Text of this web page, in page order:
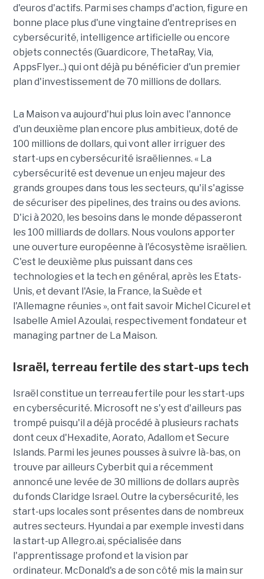
d'euros d'actifs. Parmi ses champs d'action, figure en
bonne place plus d'une vingtaine d'entreprises en
cybersécurité, intelligence artificielle ou encore
objets connectés (Guardicore, ThetaRay, Via,
AppsFlyer...) qui ont déjà pu bénéficier d'un premier
plan d'investissement de 70 millions de dollars.
La Maison va aujourd'hui plus loin avec l'annonce
d'un deuxième plan encore plus ambitieux, doté de
100 millions de dollars, qui vont aller irriguer des
start-ups en cybersécurité israëliennes. « La
cybersécurité est devenue un enjeu majeur des
grands groupes dans tous les secteurs, qu'il s'agisse
de sécuriser des pipelines, des trains ou des avions.
D'ici à 2020, les besoins dans le monde dépasseront
les 100 milliards de dollars. Nous voulons apporter
une ouverture européenne à l'écosystème israëlien.
C'est le deuxième plus puissant dans ces
technologies et la tech en général, après les Etats-
Unis, et devant l'Asie, la France, la Suède et
l'Allemagne réunies », ont fait savoir Michel Cicurel et
Isabelle Amiel Azoulai, respectivement fondateur et
managing partner de La Maison.
Israël, terreau fertile des start-ups tech
Israël constitue un terreau fertile pour les start-ups
en cybersécurité. Microsoft ne s'y est d'ailleurs pas
trompé puisqu'il a déjà procédé à plusieurs rachats
dont ceux d'Hexadite, Aorato, Adallom et Secure
Islands. Parmi les jeunes pousses à suivre là-bas, on
trouve par ailleurs Cyberbit qui a récemment
annoncé une levée de 30 millions de dollars auprès
du fonds Claridge Israel. Outre la cybersécurité, les
start-ups locales sont présentes dans de nombreux
autres secteurs. Hyundai a par exemple investi dans
la start-up Allegro.ai, spécialisée dans
l'apprentissage profond et la vision par
ordinateur. McDonald's a de son côté mis la main sur